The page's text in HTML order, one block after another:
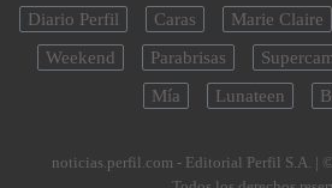
Diario Perfil Caras Marie Claire
Weekend
Parabrisas
Mía
Lunateen
noticias.perfil.com - Editorial Perfil S.A. |